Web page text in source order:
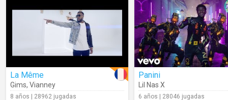
La Même
Gims, Vianney
8 años | 28962 jugadas
Panini
Lil Nas X
6 años | 28046 jugadas